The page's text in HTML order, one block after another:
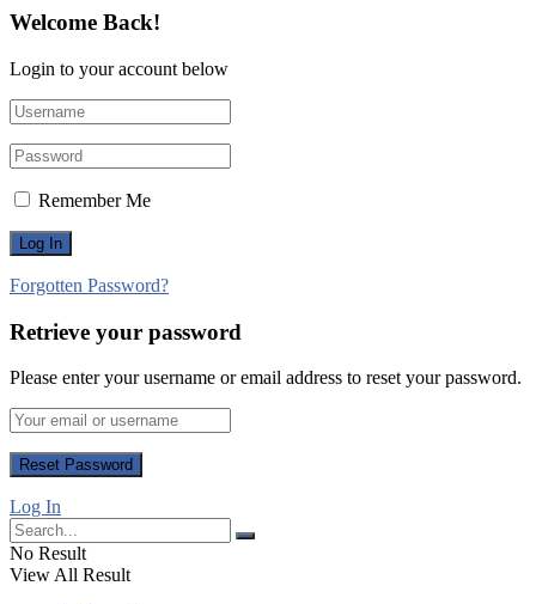
Welcome Back!
Login to your account below
Remember Me
Forgotten Password?
Retrieve your password
Please enter your username or email address to reset your password.
Log In
No Result
View All Result